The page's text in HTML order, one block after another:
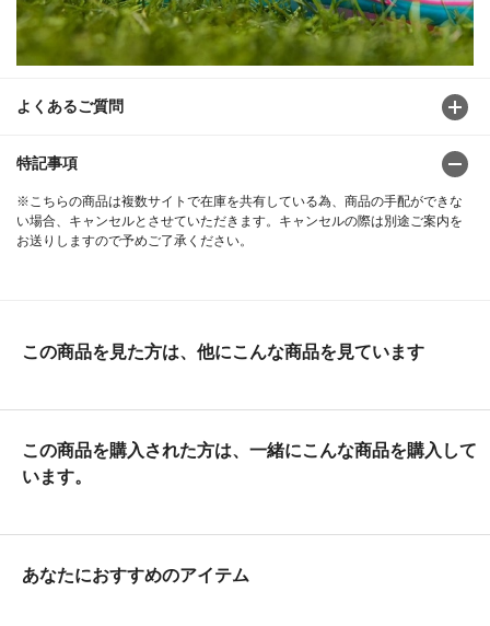
よくあるご質問
特記事項
※こちらの商品は複数サイトで在庫を共有している為、商品の手配ができな
い場合、キャンセルとさせていただきます。キャンセルの際は別途ご案内を
お送りしますので予めご了承ください。
この商品を見た方は、他にこんな商品を見ています
この商品を購入された方は、一緒にこんな商品を購入して
います。
あなたにおすすめのアイテム